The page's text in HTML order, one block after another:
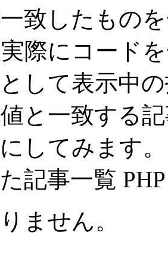
致したもの
際にコード
して表示中
と一致する
してみます
記事一覧 PHP
ません。